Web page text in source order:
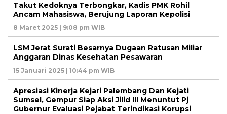
Takut Kedoknya Terbongkar, Kadis PMK Rohil
Ancam Mahasiswa, Berujung Laporan Kepolisi
8 Maret 2025 | 9:08 pm WIB
LSM Jerat Surati Besarnya Dugaan Ratusan Miliar
Anggaran Dinas Kesehatan Pesawaran
15 Januari 2025 | 10:44 pm WIB
Apresiasi Kinerja Kejari Palembang Dan Kejati
Sumsel, Gempur Siap Aksi Jilid III Menuntut Pj
Gubernur Evaluasi Pejabat Terindikasi Korupsi